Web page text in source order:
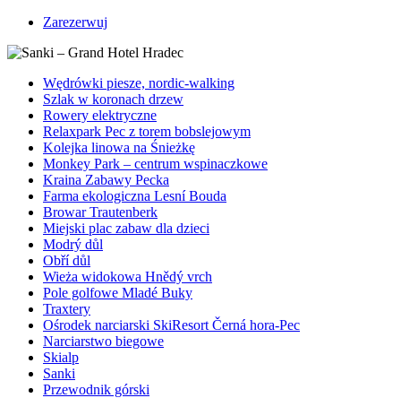
Zarezerwuj
Wędrówki piesze, nordic-walking
Szlak w koronach drzew
Rowery elektryczne
Relaxpark Pec z torem bobslejowym
Kolejka linowa na Śnieżkę
Monkey Park – centrum wspinaczkowe
Kraina Zabawy Pecka
Farma ekologiczna Lesní Bouda
Browar Trautenberk
Miejski plac zabaw dla dzieci
Modrý důl
Obří důl
Wieża widokowa Hnědý vrch
Pole golfowe Mladé Buky
Traxtery
Ośrodek narciarski SkiResort Černá hora-Pec
Narciarstwo biegowe
Skialp
Sanki
Przewodnik górski